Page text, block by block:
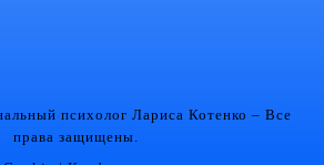
психолог Лариса Котенко – Все
права защищены.